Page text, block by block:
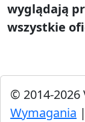
wyglądają
wszystkie
© 2014-
Wymagania |